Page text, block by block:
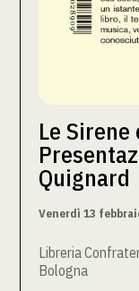
Le
Quignard
Venerdì 13
Libreria
Bologna